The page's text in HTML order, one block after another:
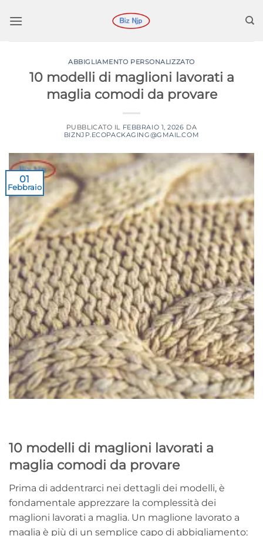
ABBIGLIAMENTO PERSONALIZZATO
10 modelli di maglioni lavorati a
maglia comodi da provare
PUBBLICATO IL FEBBRAIO 1, 2026 DA
BIZNJP.ECOPACKAGING@GMAIL.COM
01
Febbraio
10 modelli di maglioni lavorati a
maglia comodi da provare
Prima di addentrarci nei dettagli dei modelli, è
fondamentale apprezzare la complessità dei
maglioni lavorati a maglia. Un maglione lavorato a
maglia è più di un semplice capo di abbigliamento: